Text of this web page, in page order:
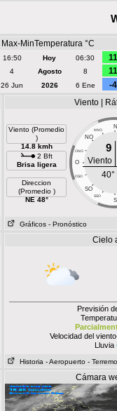
Max-MinTemperatura °C
16:50 Hoy 06:30
4 Agosto 8
26 Jun 2026 6 Ene -
Viento |
Viento (Promedio
)
14.8 kmh
2 Bft
Brisa ligera
Direccion
(Promedio )
NE 48°
N
NNO
NO
ONO
O
OSO
SO
SSO
S
9
Viento
40°
Gráficos - Pronóstico
Cielo
Previsión
Velocidad del
Lluvia
Historia - Aeropuerto -
Cámara